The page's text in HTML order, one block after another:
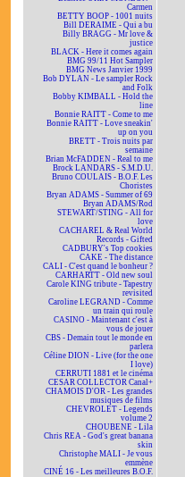
Carmen
BETTY BOOP - 1001 nuits
Bill DERAIME - Qui a bu
Billy BRAGG - Mr love &
justice
BLACK - Here it comes again
BMG 99/11 Hot Sampler
BMG News Janvier 1999
Bob DYLAN - Le sampler Rock
and Folk
Bobby KIMBALL - Hold the
line
Bonnie RAITT - Come to me
Bonnie RAITT - Love sneakin'
up on you
BRETT - Trois nuits par
semaine
Brian McFADDEN - Real to me
Brock LANDARS - S.M.D.U.
Bruno COULAIS - B.O.F. Les
Choristes
Bryan ADAMS - Summer of 69
Bryan ADAMS/Rod
STEWART/STING - All for
love
CACHAREL & Real World
Records - Gifted
CADBURY's Top cookies
CAKE - The distance
CALI - C'est quand le bonheur ?
CARHARTT - Old new soul
Carole KING tribute - Tapestry
revisited
Caroline LEGRAND - Comme
un train qui roule
CASINO - Maintenant c'est à
vous de jouer
CBS - Demain tout le monde en
parlera
Céline DION - Live (for the one
I love)
CERRUTI 1881 et le cinéma
CESAR COLLECTOR Canal+
CHAMOIS D'OR - Les grandes
musiques de films
CHEVROLET - Legends
volume 2
CHOUBENE - Lila
Chris REA - God's great banana
skin
Christophe MALI - Je vous
emmène
CINÉ 16 - Les meilleures B.O.F.